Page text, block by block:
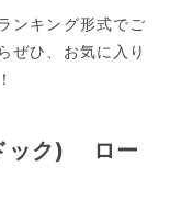
ンキング形式でご
ぜひ、お気に入り
ック) ロー